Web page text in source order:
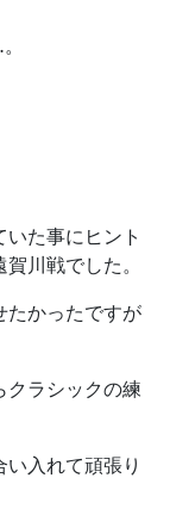
た事にヒント
川戦でした。
たかったですが
クラシックの練
入れて頑張り